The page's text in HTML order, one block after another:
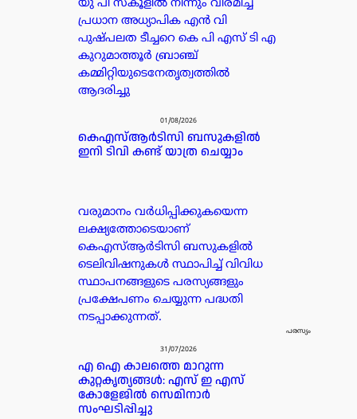
യു പി സ്കൂളിൽ നിന്നും വിരമിച്ച
പ്രധാന അധ്യാപിക എൻ വി
പുഷ്പലത ടീച്ചറെ കെ പി എസ് ടി എ
കുറുമാത്തൂർ ബ്രാഞ്ച്
കമ്മിറ്റിയുടെനേതൃത്വത്തിൽ
ആദരിച്ചു
01/08/2026
കെഎസ്ആർടിസി ബസുകളിൽ
ഇനി ടിവി കണ്ട് യാത്ര ചെയ്യാം
വരുമാനം വർധിപ്പിക്കുകയെന്ന
ലക്ഷ്യത്തോടെയാണ്
കെഎസ്ആർടിസി ബസുകളിൽ
ടെലിവിഷനുകൾ സ്ഥാപിച്ച് വിവിധ
സ്ഥാപനങ്ങളുടെ പരസ്യങ്ങളും
പ്രക്ഷേപണം ചെയ്യുന്ന പദ്ധതി
നടപ്പാക്കുന്നത്.
പരസ്യം
31/07/2026
എ ഐ കാലത്തെ മാറുന്ന
കുറ്റകൃത്യങ്ങൾ: എസ് ഇ എസ്
കോളേജിൽ സെമിനാർ
സംഘടിപ്പിച്ചു